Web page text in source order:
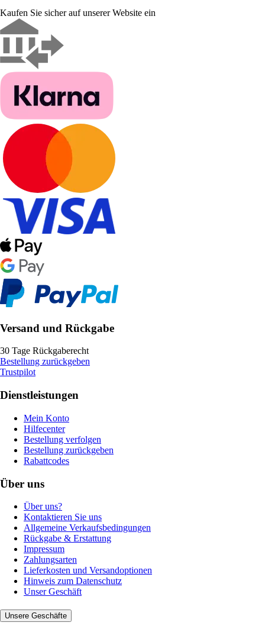
Kaufen Sie sicher auf unserer Website ein
Versand und Rückgabe
30 Tage Rückgaberecht
Bestellung zurückgeben
Trustpilot
Dienstleistungen
Mein Konto
Hilfecenter
Bestellung verfolgen
Bestellung zurückgeben
Rabattcodes
Über uns
Über uns?
Kontaktieren Sie uns
Allgemeine Verkaufsbedingungen
Rückgabe & Erstattung
Impressum
Zahlungsarten
Lieferkosten und Versandoptionen
Hinweis zum Datenschutz
Unser Geschäft
Unsere Geschäfte